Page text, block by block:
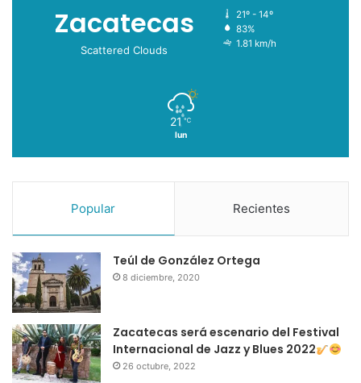
Zacatecas
Scattered Clouds
21º - 14º
83%
1.81 km/h
21 ℃
lun
Popular Recientes
Teúl de González Ortega
8 diciembre, 2020
Zacatecas será escenario del Festival
Internacional de Jazz y Blues 2022
26 octubre, 2022